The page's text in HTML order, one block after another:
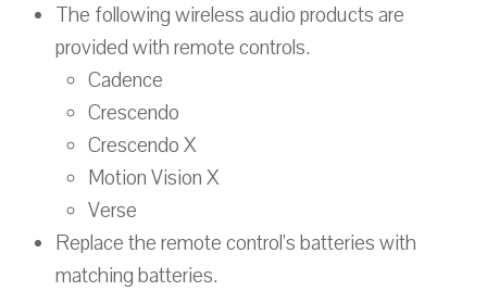
The following wireless audio products are
provided with remote controls.
Cadence
Crescendo
Crescendo X
Motion Vision X
Verse
Replace the remote control’s batteries with
matching batteries.